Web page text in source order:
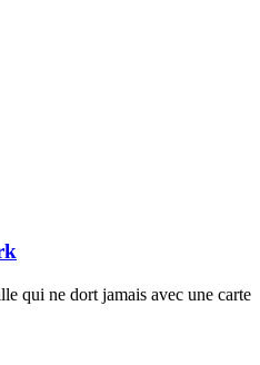
qui ne dort jamais avec une carte